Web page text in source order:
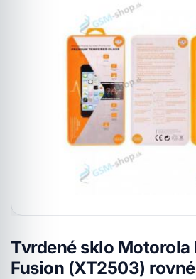
Tvrdené sklo Motorola
Fusion (XT2503) rovné